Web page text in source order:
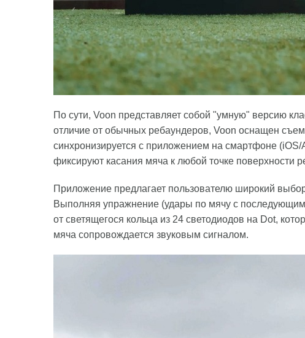
По сути, Voon представляет собой "умную" версию
отличие от обычных ребаундеров, Voon оснащен
синхронизируется с приложением на смартфоне
фиксируют касания мяча к любой точке поверхности
Приложение предлагает пользователю широкий
Выполняя упражнение (удары по мячу с последующим
от светящегося кольца из 24 светодиодов на Dot,
мяча сопровождается звуковым сигналом.